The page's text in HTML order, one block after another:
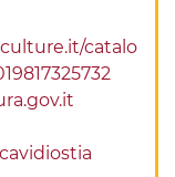
catalo